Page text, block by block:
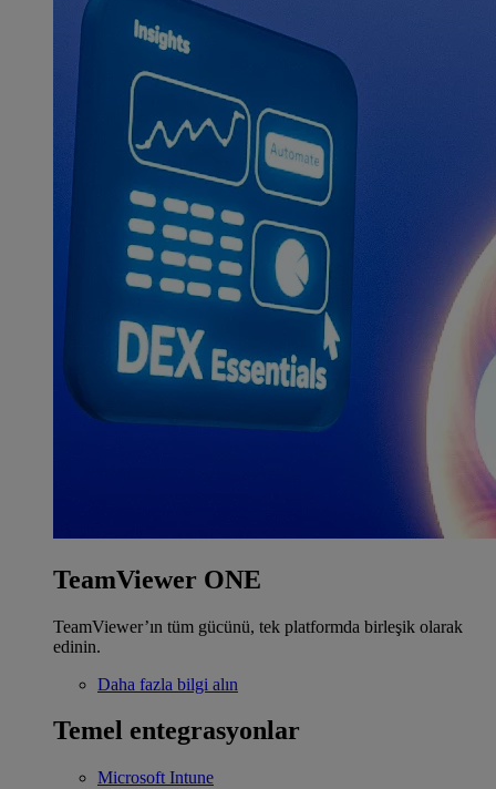
TeamViewer ONE
TeamViewer’ın tüm gücünü, tek platformda birleşik olarak
edinin.
Daha fazla bilgi alın
Temel entegrasyonlar
Microsoft Intune